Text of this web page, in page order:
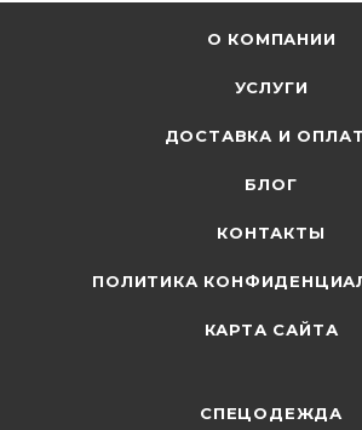
О КОМПАНИИ
УСЛУГИ
ДОСТАВКА И
БЛОГ
КОНТАКТЫ
ПОЛИТИКА
КАРТА САЙТА
СПЕЦОДЕЖДА